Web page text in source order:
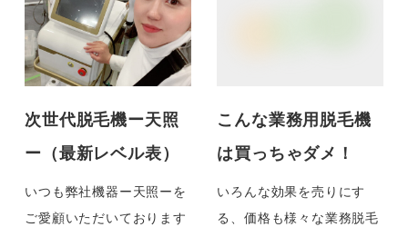
次世代脱毛機ー天照
ー（最新レベル表）
いつも弊社機器ー天照ーを
ご愛顧いただいております
こんな業務用脱毛機
は買っちゃダメ！
いろんな効果を売りにす
る、価格も様々な業務脱毛